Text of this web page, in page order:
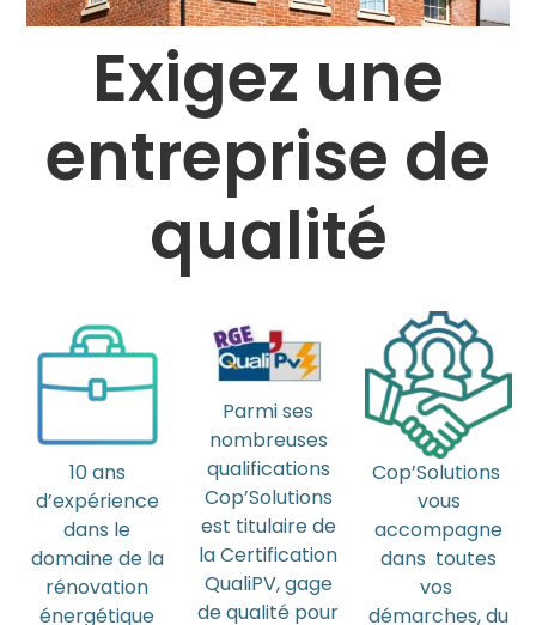
Exigez une
entreprise de
qualité
10 ans
d’expérience
dans le
domaine de la
rénovation
énergétique
Parmi ses
nombreuses
qualifications
Cop’Solutions
est titulaire de
la Certification
QualiPV, gage
de qualité pour
Cop’Solutions
vous
accompagne
dans toutes
vos
démarches, du